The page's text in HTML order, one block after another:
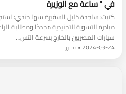
في " ساعة مع الوزيرة
مبادرة التسوية التجنيدية مجددًا ومطالبة
سيارات المصريين بالخارج بسرعة التس…
2024-03-24 • محرر